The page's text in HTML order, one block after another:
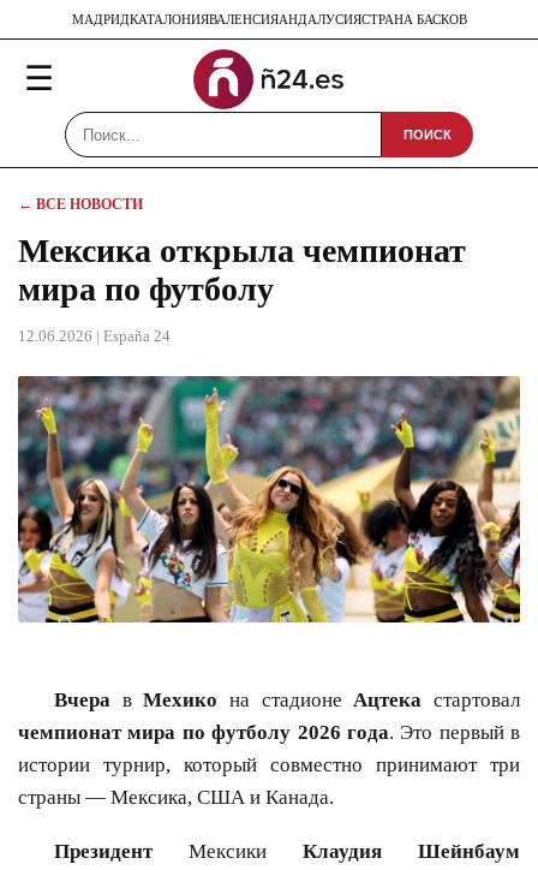
МАДРИДКАТАЛОНИЯВАЛЕНСИЯАНДАЛУСИЯСТРАНА БАСКОВ
☰
ПОИСК
← ВСЕ НОВОСТИ
Мексика открыла чемпионат
мира по футболу
12.06.2026 | España 24
Вчера вМехико на стадионе Ацтека стартовал
чемпионат мира по футболу 2026 года. Это первый в
истории турнир, который совместно принимают три
страны — Мексика, США и Канада.
ПрезидентМексики Клаудия Шейнбаум